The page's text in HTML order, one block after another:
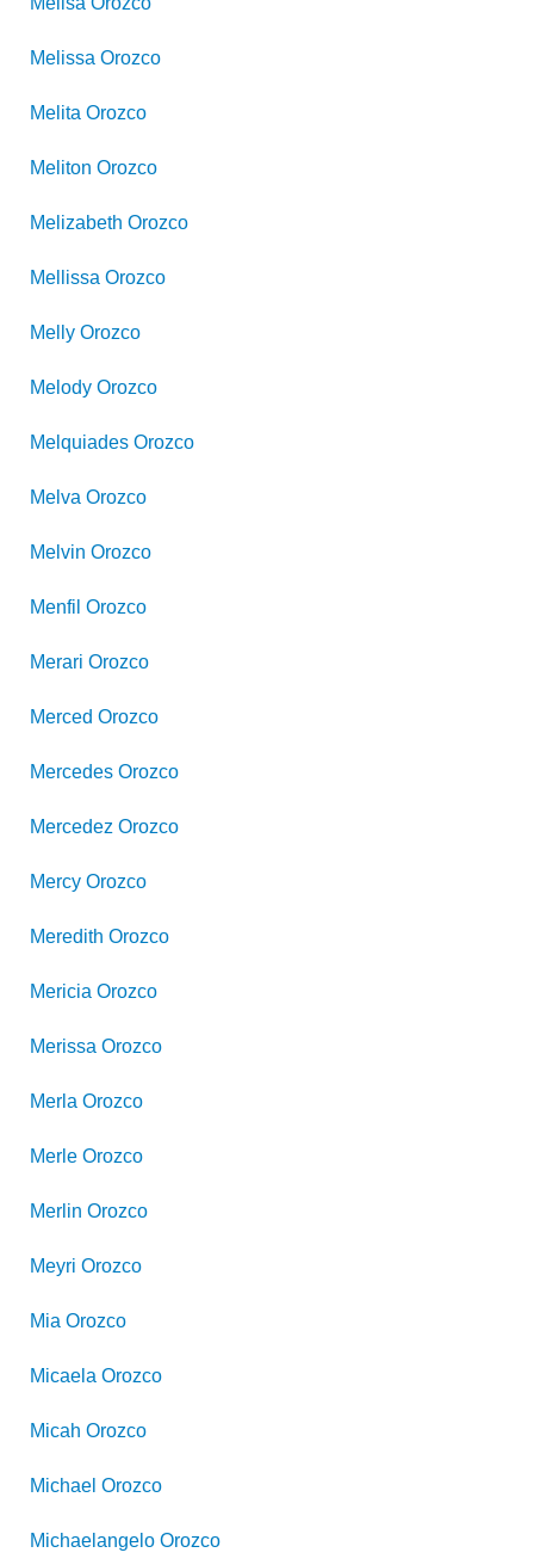
Melissa Orozco
Melita Orozco
Meliton Orozco
Melizabeth Orozco
Mellissa Orozco
Melly Orozco
Melody Orozco
Melquiades Orozco
Melva Orozco
Melvin Orozco
Menfil Orozco
Merari Orozco
Merced Orozco
Mercedes Orozco
Mercedez Orozco
Mercy Orozco
Meredith Orozco
Mericia Orozco
Merissa Orozco
Merla Orozco
Merle Orozco
Merlin Orozco
Meyri Orozco
Mia Orozco
Micaela Orozco
Micah Orozco
Michael Orozco
Michaelangelo Orozco